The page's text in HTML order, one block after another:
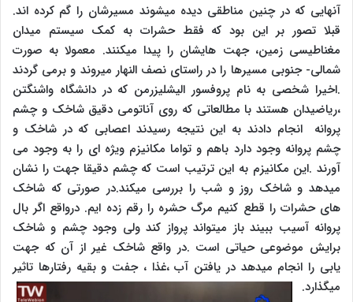
آنهایی که در چنین مناطقی دیده میشوند مسیرشان را گم کرده اند.
قبلا تصور بر این بود که فقط حشرات به کمک سیستم میدان
مغناطیسی زمین، جهت هایشان را پیدا میکنند. معمولا به صورت
شمالی- جنوبی مسیرها را در راستای نصف النهار میروند و برمی گردند
.اخیرا شخصی به نام پروفسور الیشلیزرمن که در دانشگاه واشنگتن
،ریاضیدان هستند با مطالعاتی که روی آناتومی دقیق شاخک و چشم
پروانه انجام دادند به این نتیجه رسیدند اعصابی که در شاخک و
چشم پروانه وجود دارد باهم و تواما مکانیزم ویژه ای را به وجود می
آورند .این مکانیزم به این ترتیب است که چشم دقیقا جهت را نشان
میدهد و شاخک روز و شب را بررسی میکند.در صورتی که شاخک
های حشرات را قطع کنیم مرگ حشره را رقم زده ایم. درواقع اگر بال
پروانه آسیب ببیند باز میتواند پرواز کند ولی وجود چشم و شاخک
برایش موضوعی حیاتی است .در واقع شاخک غیر از آن که جهت
یابی را انجام میدهد در یافتن آب ،غذا ، جفت و بقیه رفتارها تاثیر
میگذارد.